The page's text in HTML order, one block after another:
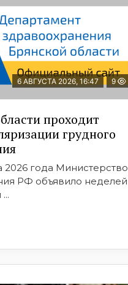
6 АВГУСТА 2026, 16:47 9
проходит
грудного
2026 года Министерство
РФ объявило неделей